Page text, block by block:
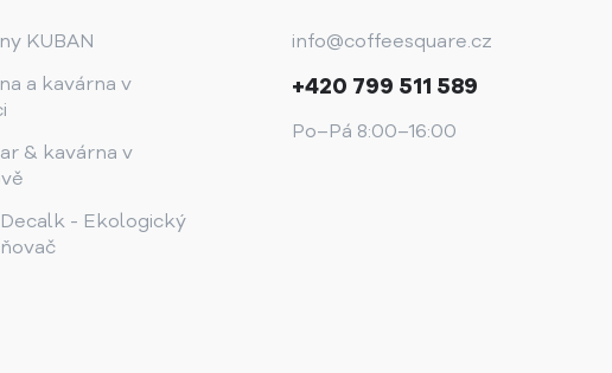
KUBAN
a kavárna v
& kavárna v
- Ekologický
info@coffeesquare.cz
+420 799 511 589
Po–Pá 8:00–16:00